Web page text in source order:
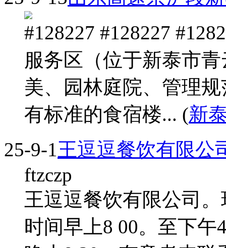
#128227 #128227
服务区（位于新泰市
美、园林庭院、管理
有标准的食宿楼... (新
25-9-1王逗逗餐饮有限公
ftzczp
王逗逗餐饮有限公司
时间早上8 00。至下午